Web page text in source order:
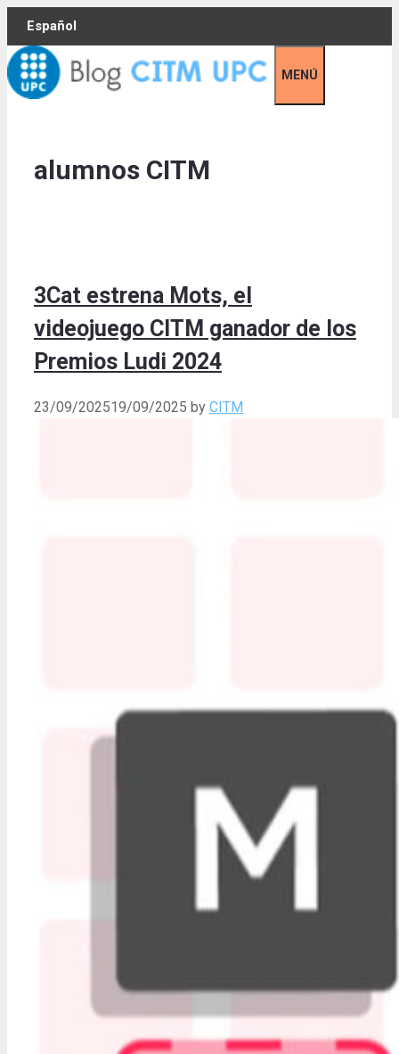
Skip
content
Español
MENÚ
alumnos CITM
3Cat estrena Mots, el
videojuego CITM ganador de los
Premios Ludi 2024
23/09/202519/09/2025 by CITM